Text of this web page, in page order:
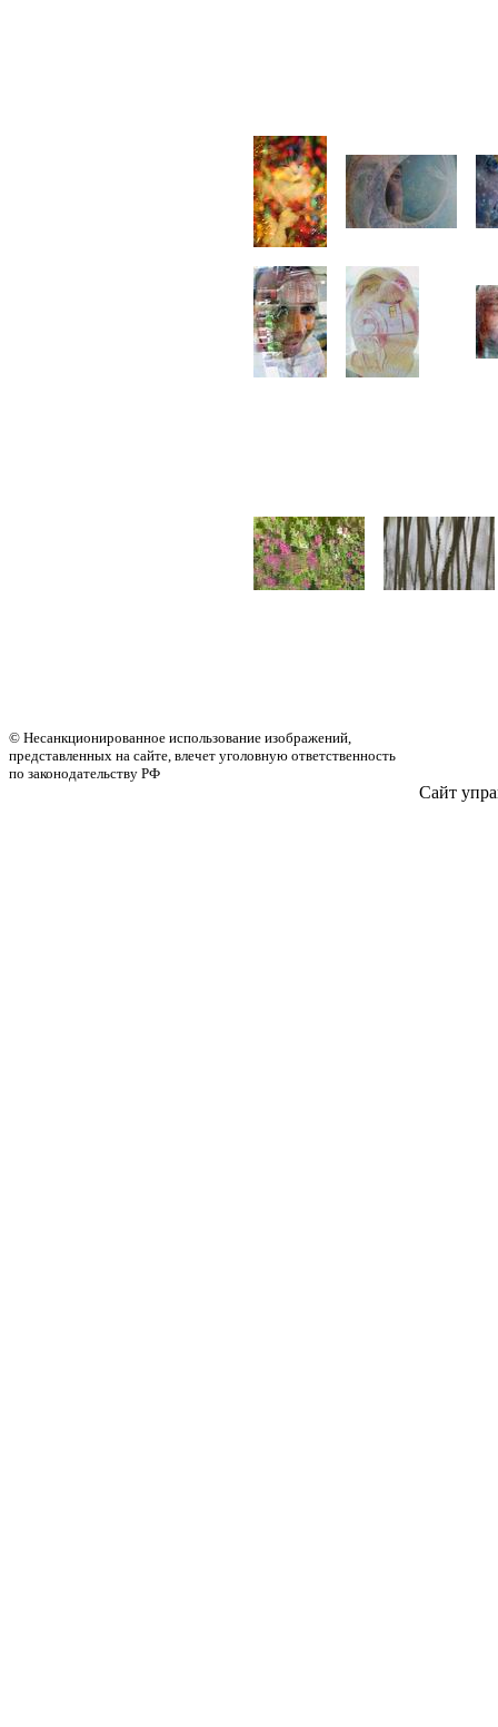
© Несанкционированное использование изображений,
представленных на сайте, влечет уголовную ответственность
по законодательству РФ
Сайт